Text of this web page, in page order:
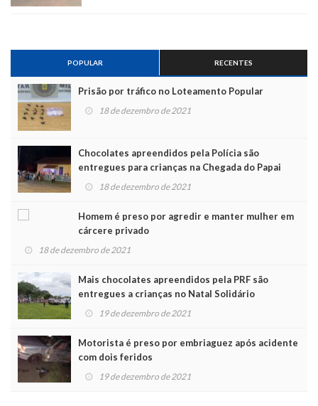
POPULAR RECENTES
Prisão por tráfico no Loteamento Popular
18 de dezembro de 2021
Chocolates apreendidos pela Polícia são
entregues para crianças na Chegada do Papai
Noel 18 de dezembro de 2021
Homem é preso por agredir e manter mulher em
cárcere privado
18 de dezembro de 2021
Mais chocolates apreendidos pela PRF são
entregues a crianças no Natal Solidário
19 de dezembro de 2021
Motorista é preso por embriaguez após acidente
com dois feridos
19 de dezembro de 2021